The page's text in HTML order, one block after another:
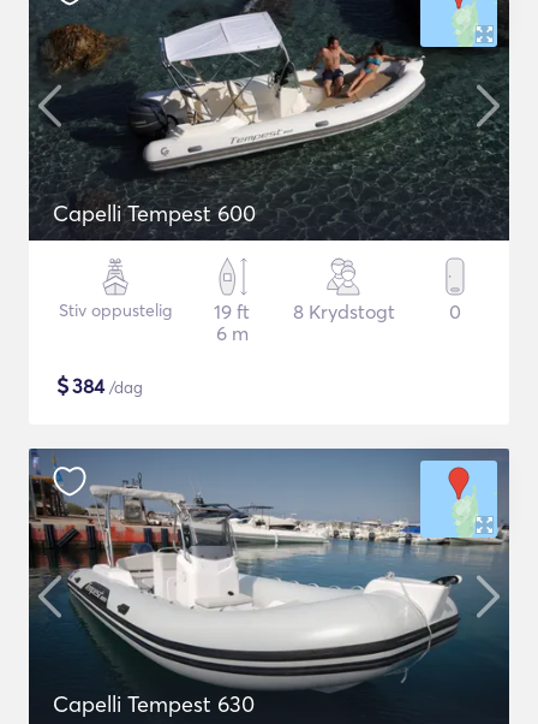
Capelli Tempest 600
Stiv oppustelig
19 ft
6 m
8 Krydstogt 0
$384/dag
Capelli Tempest 630